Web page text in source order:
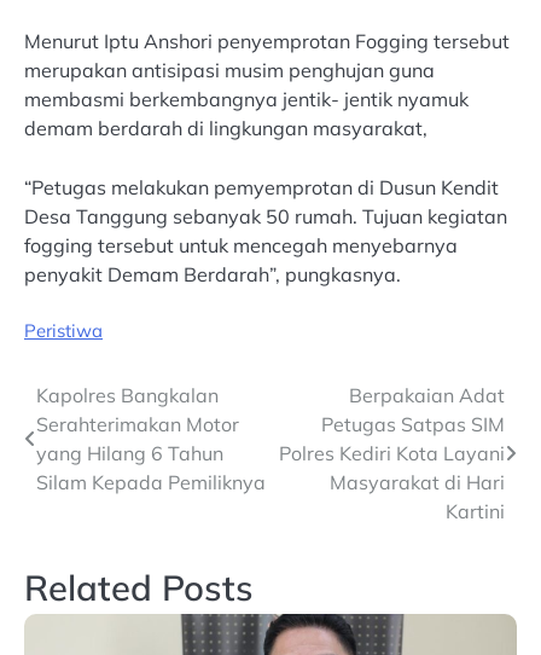
Menurut Iptu Anshori penyemprotan Fogging tersebut
merupakan antisipasi musim penghujan guna
membasmi berkembangnya jentik- jentik nyamuk
demam berdarah di lingkungan masyarakat,
“Petugas melakukan pemyemprotan di Dusun Kendit
Desa Tanggung sebanyak 50 rumah. Tujuan kegiatan
fogging tersebut untuk mencegah menyebarnya
penyakit Demam Berdarah”, pungkasnya.
Peristiwa
Post
navigation
Kapolres Bangkalan
Serahterimakan Motor
yang Hilang 6 Tahun
Silam Kepada Pemiliknya
Berpakaian Adat
Petugas Satpas SIM
Polres Kediri Kota Layani
Masyarakat di Hari
Kartini
Related Posts